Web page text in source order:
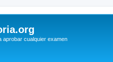
aprobar cualquier examen